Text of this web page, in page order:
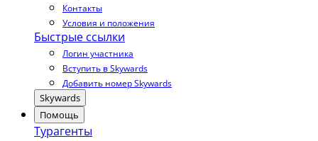
Контакты
Условия и положения
Быстрые ссылки
Логин участника
Вступить в Skywards
Добавить номер Skywards
Skywards
Помощь
Турагенты